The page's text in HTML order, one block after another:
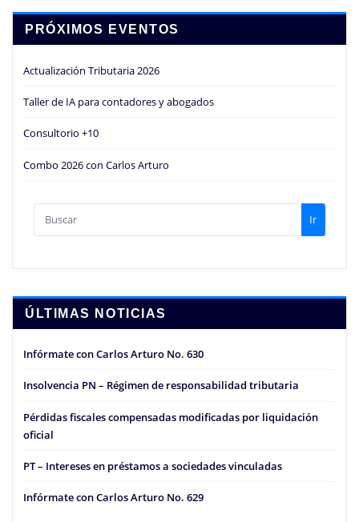
PRÓXIMOS EVENTOS
Actualización Tributaria 2026
Taller de IA para contadores y abogados
Consultorio +10
Combo 2026 con Carlos Arturo
Ir
ÚLTIMAS NOTICIAS
Infórmate con Carlos Arturo No. 630
Insolvencia PN – Régimen de responsabilidad tributaria
Pérdidas fiscales compensadas modificadas por liquidación
oficial
PT – Intereses en préstamos a sociedades vinculadas
Infórmate con Carlos Arturo No. 629